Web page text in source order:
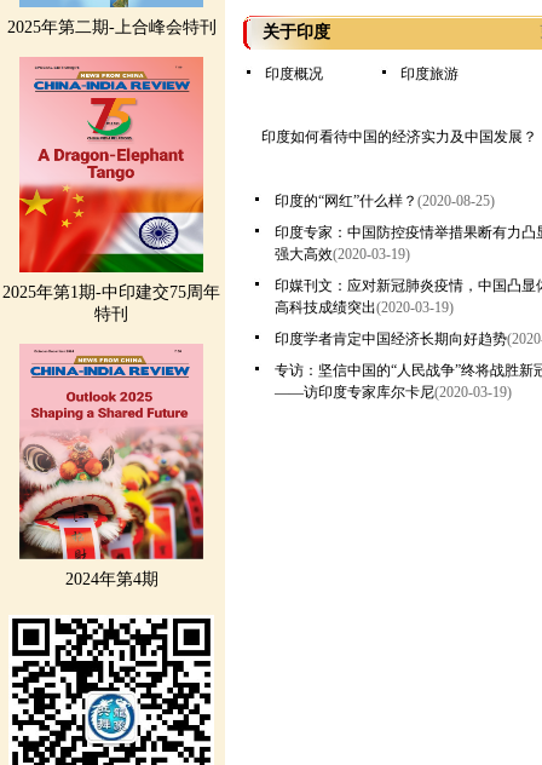
2025年第二期-上合峰会特刊
2025年第1期-中印建交75周年
特刊
2024年第4期
关于印度
印度概况 印度旅游
印度如何看待中国的经济实力及中国发展？
印度的“网红”什么样？ (2020-08-25)
印度专家：中国防控疫情举措果断有力凸
强大高效(2020-03-19)
印媒刊文：应对新冠肺炎疫情，中国凸显
高科技成绩突出(2020-03-19)
印度学者肯定中国经济长期向好趋势
专访：坚信中国的“人民战争”终将战胜新
——访印度专家库尔卡尼(2020-03-19)